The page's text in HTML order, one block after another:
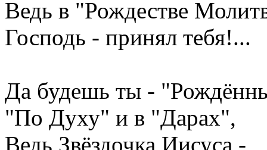
Ведь в "Рождестве
Господь - принял тебя!...
Да будешь ты -
"По Духу" и в "Дарах",
Ведь Звёздочка Иисуса -